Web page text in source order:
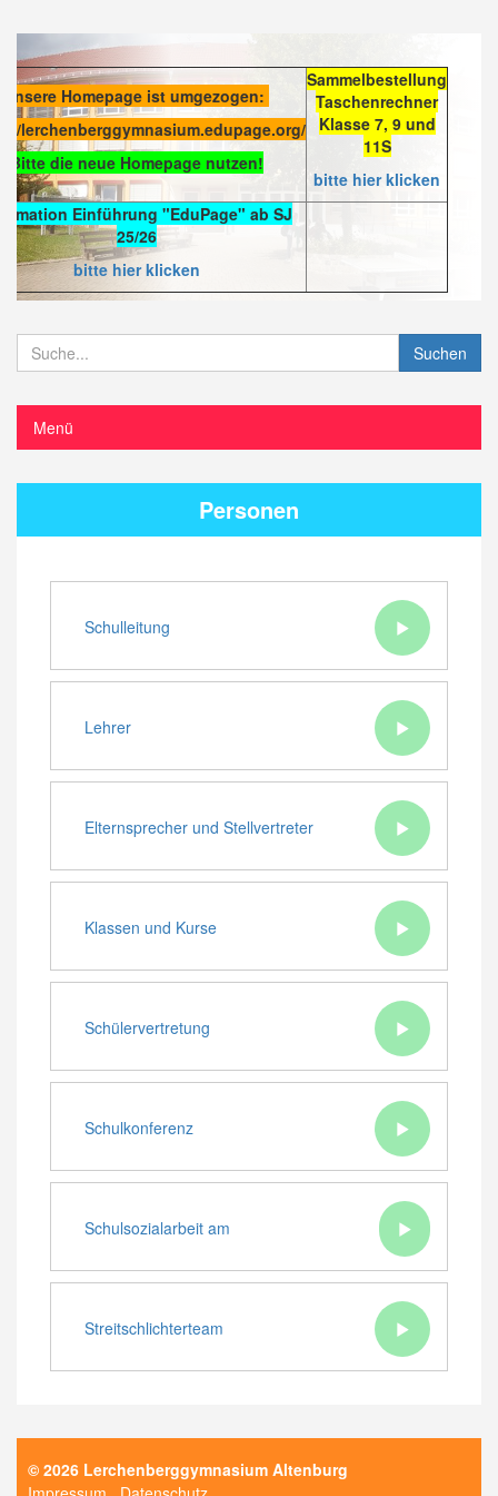
Unsere Homepage ist umgezogen:
lerchenberggymnasium.edupage.org/
Bitte die neue Homepage nutzen!
Sammelbestellung
Taschenrechner
Klasse 7, 9 und
11S
bitte hier klicken
Einführung "EduPage" ab SJ
25/26
bitte hier klicken
Suchen
Menü
Personen
Schulleitung
Lehrer
Elternsprecher und Stellvertreter
Klassen und Kurse
Schülervertretung
Schulkonferenz
Schulsozialarbeit am
Lerchenberggymnasium
Streitschlichterteam
© 2026 Lerchenberggymnasium Altenburg